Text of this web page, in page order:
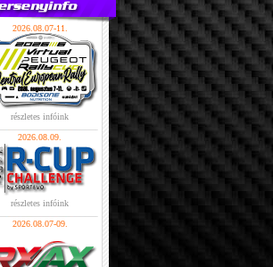
2026.08.07-11.
részletes infóink
2026.08.09.
részletes infóink
2026.08.07-09.